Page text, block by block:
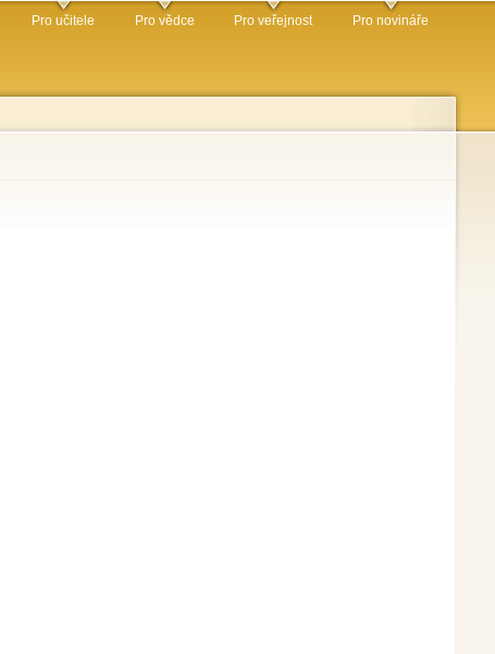
Pro učitele Pro vědce Pro veřejnost Pro novináře